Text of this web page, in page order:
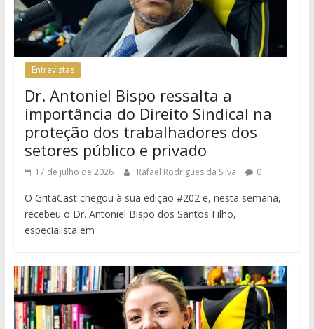
Entrevistas
Dr. Antoniel Bispo ressalta a
importância do Direito Sindical na
proteção dos trabalhadores dos
setores público e privado
17 de julho de 2026 Rafael Rodrigues da Silva 0
O GritaCast chegou à sua edição #202 e, nesta semana,
recebeu o Dr. Antoniel Bispo dos Santos Filho,
especialista em